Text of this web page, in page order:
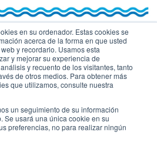
en su ordenador. Estas cookies se
acerca de la forma en que usted
y recordarlo. Usamos esta
y mejorar su experiencia de
y recuento de los visitantes, tanto
de otros medios. Para obtener más
que utilizamos, consulte nuestra
un seguimiento de su información
Se usará una única cookie en su
preferencias, no para realizar ningún
del Sol S.L.U. Todos los Derechos
Reservados